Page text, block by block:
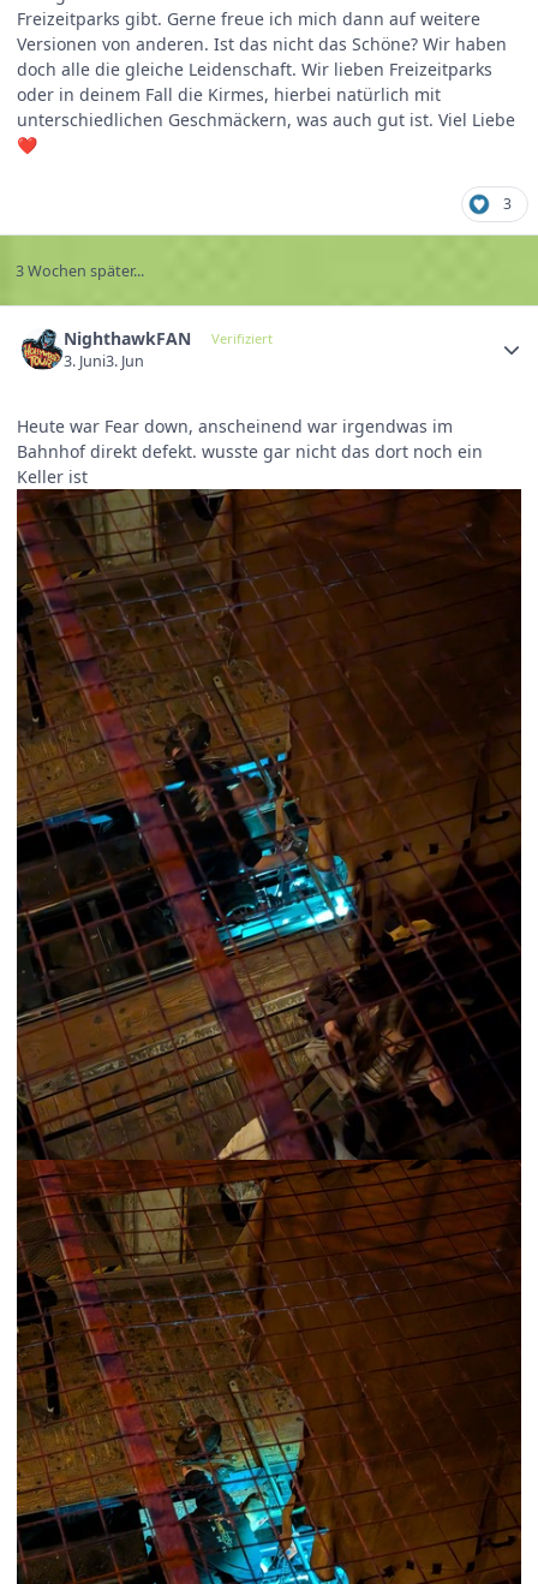
Freizeitparks gibt. Gerne freue ich mich dann auf weitere
Versionen von anderen. Ist das nicht das Schöne? Wir haben
doch alle die gleiche Leidenschaft. Wir lieben Freizeitparks
oder in deinem Fall die Kirmes, hierbei natürlich mit
unterschiedlichen Geschmäckern, was auch gut ist. Viel Liebe
❤️
3
3 Wochen später...
NighthawkFAN Verifiziert
3. Juni3. Jun
Heute war Fear down, anscheinend war irgendwas im
Bahnhof direkt defekt. wusste gar nicht das dort noch ein
Keller ist